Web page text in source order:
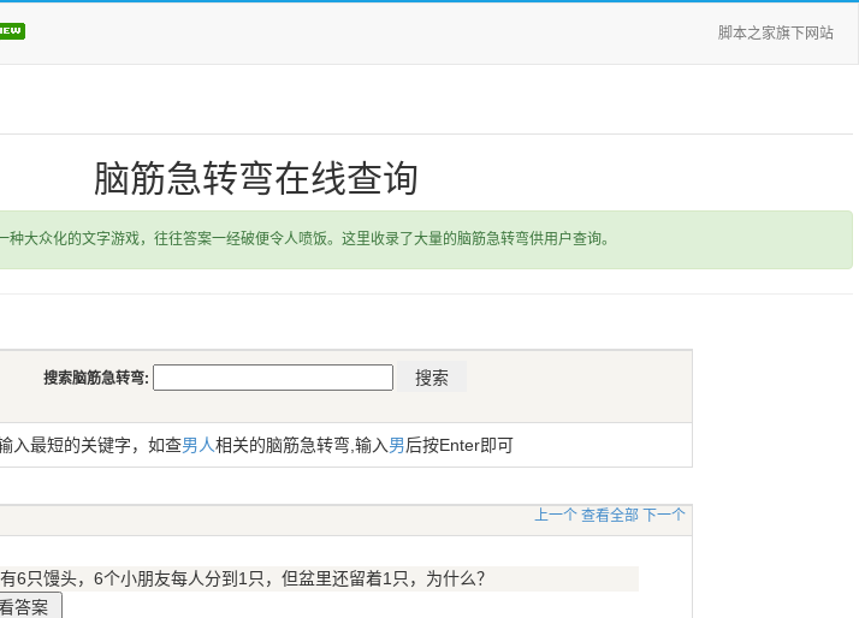
脚本之家旗下网站
脑筋急转弯在线查询
大众化的文字游戏，往往答案一经破便令人喷饭。这里收录了大量的脑筋急转弯供用户查询。
搜索脑筋急转弯:
入最短的关键字，如查男人相关的脑筋急转弯,输入男后按Enter即可
上一个 查看全部 下一个
6只馒头，6个小朋友每人分到1只，但盆里还留着1只，为什么？